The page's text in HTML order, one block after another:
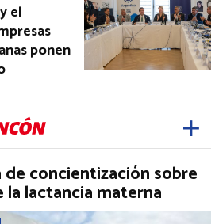
el
ponen
de concientización sobre
lactancia materna